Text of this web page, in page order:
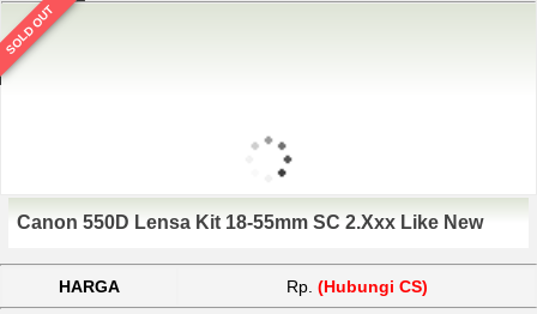
SOLD OUT
Canon 550D Lensa Kit 18-55mm SC 2.Xxx Like New
HARGA Rp. (Hubungi CS)